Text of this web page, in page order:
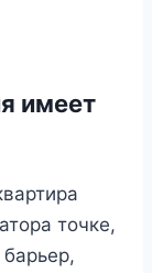
имеет
точке,